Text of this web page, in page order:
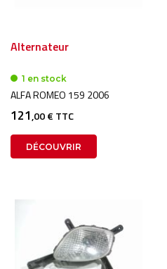
Alternateur
1 en stock
ALFA ROMEO 159 2006
121,00 € TTC
DÉCOUVRIR